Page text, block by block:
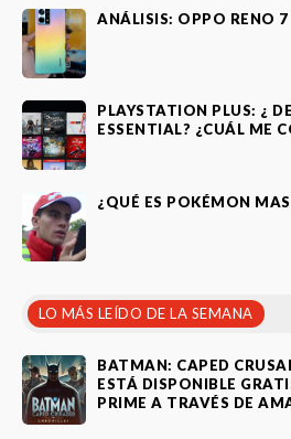
ANÁLISIS: OPPO RENO 7
PLAYSTATION PLUS: ¿
ESSENTIAL? ¿CUÁL ME
¿QUÉ ES POKÉMON
LO MÁS LEÍDO DE LA SEMANA
BATMAN: CAPED
ESTÁ DISPONIBLE
PRIME A TRAVÉS DE